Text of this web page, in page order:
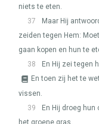
niets te eten.
37
Maar Hij
zeiden tegen Hem:
gaan kopen en hun te
38
En Hij zei tegen
En toen zij het te
vissen.
39
En Hij droeg
het groene gras.